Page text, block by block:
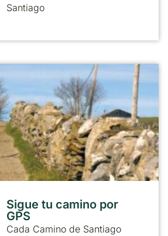
Santiago
Sigue tu camino por
GPS
Cada Camino de Santiago